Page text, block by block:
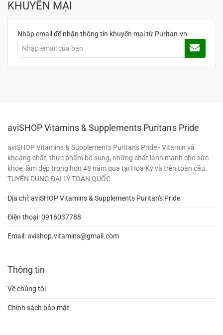
KHUYẾN MẠI
Nhập email để nhận thông tin khuyến mại từ Puritan.vn
aviSHOP Vitamins & Supplements Puritan's Pride
aviSHOP Vitamins & Supplements Puritan's Pride - Vitamin và
khoáng chất, thực phẩm bổ sung, những chất lành mạnh cho sức
khỏe, làm đẹp trong hơn 48 năm qua tại Hoa Kỳ và trên toàn cầu.
TUYỂN DỤNG ĐẠI LÝ TOÀN QUỐC
Địa chỉ: aviSHOP Vitamins & Supplements Puritan's Pride
Điện thoại:0916037788
Email:avishop.vitamins@gmail.com
Thông tin
Về chúng tôi
Chính sách bảo mật